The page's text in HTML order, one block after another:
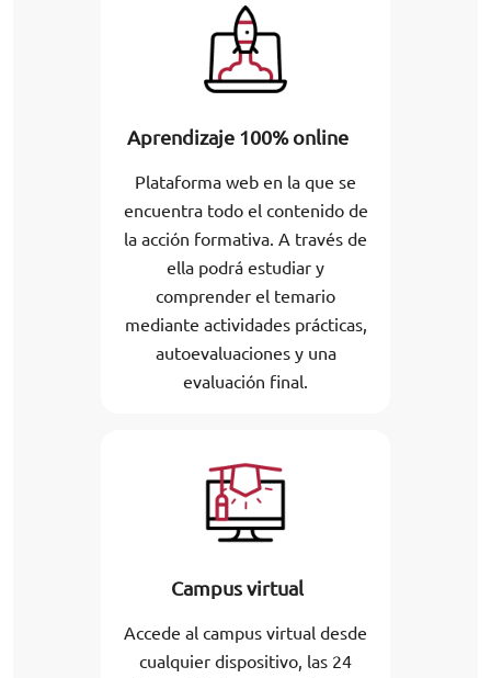
Aprendizaje 100% online
Plataforma web en la que se
encuentra todo el contenido de
la acción formativa. A través de
ella podrá estudiar y
comprender el temario
mediante actividades prácticas,
autoevaluaciones y una
evaluación final.
Campus virtual
Accede al campus virtual desde
cualquier dispositivo, las 24